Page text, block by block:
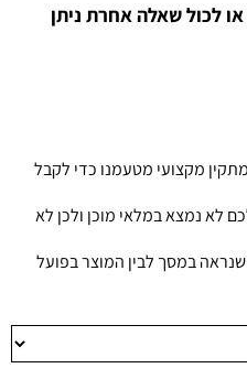
לכול שאלה אחרת ניתן
מקצועי מטעמנו כדי לקבל
לא נמצא במלאי מוכן ולכן לא
שנראה במסך לבין המוצר בפועל